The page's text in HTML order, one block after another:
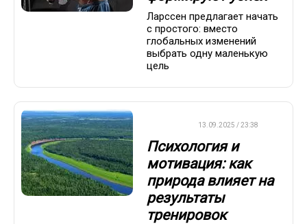
Ларссен предлагает начать
с простого: вместо
глобальных изменений
выбрать одну маленькую
цель
13.09.2025 / 23:38
Психология и
мотивация: как
природа влияет на
результаты
тренировок